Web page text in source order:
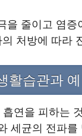
을 줄이고 염
처방에 따라
활습관과
연을 피하는
세균의 전파